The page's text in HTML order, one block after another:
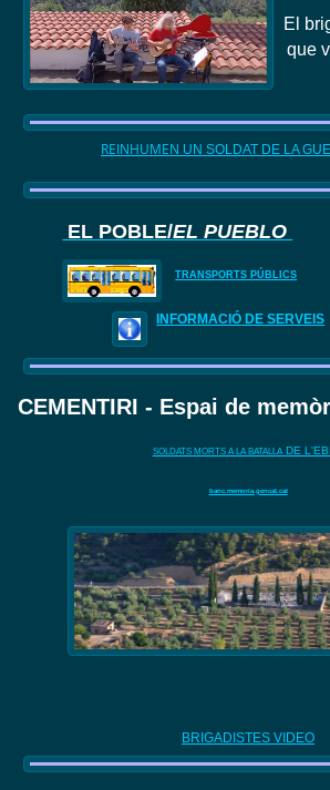
El
que
REINHUMEN UN SOLDAT DE LA
EL POBLE/EL PUEBLO
TRANSPORTS PÚBLICS
INFORMACIÓ DE SERVEIS
CEMENTIRI - Espai de
SOLDATS MORTS A LA BATALLADE
banc.memoria.gencat.cat
BRIGADISTES VIDEO